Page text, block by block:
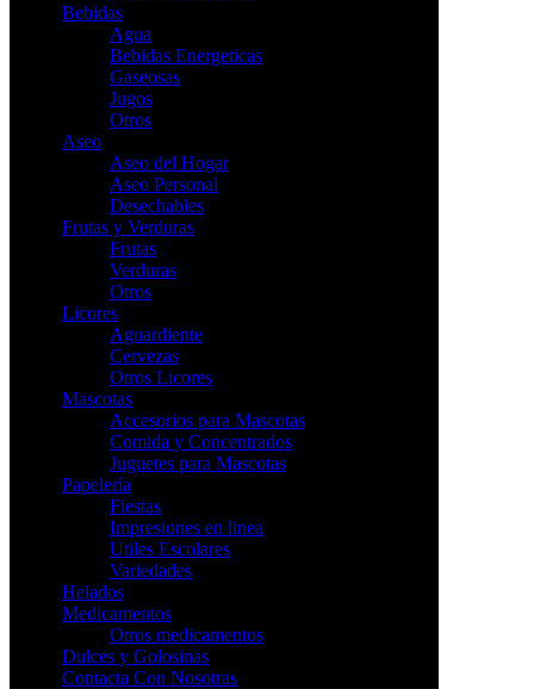
Bebidas
Agua
Bebidas Energeticas
Gaseosas
Jugos
Otros
Aseo
Aseo del Hogar
Aseo Personal
Desechables
Frutas y Verduras
Frutas
Verduras
Otros
Licores
Aguardiente
Cervezas
Otros Licores
Mascotas
Accesorios para Mascotas
Comida y Concentrados
Juguetes para Mascotas
Papelería
Fiestas
Impresiones en linea
Utiles Escolares
Variedades
Helados
Medicamentos
Otros medicamentos
Dulces y Golosinas
Contacta Con Nosotras